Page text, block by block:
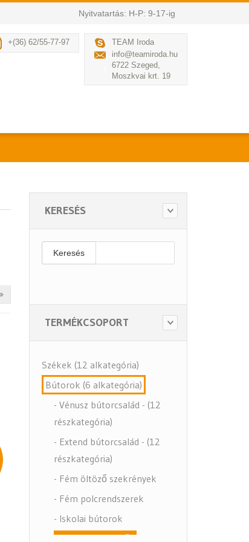
Nyitvatartás: H-P: 9-17-ig
TEAM Iroda
info@teamiroda.hu
6722 Szeged,
Moszkvai krt. 19
+(36) 62/55-77-97
KERESÉS
Keresés
TERMÉKCSOPORT
Székek (12 alkategória)
Bútorok (6 alkategória)
- Vénusz bútorcsalád - (12
részkategória)
- Extend bútorcsalád - (12
részkategória)
- Fém öltöző szekrények
- Fém polcrendszerek
- Iskolai bútorok
- Bútor Kiegészítők